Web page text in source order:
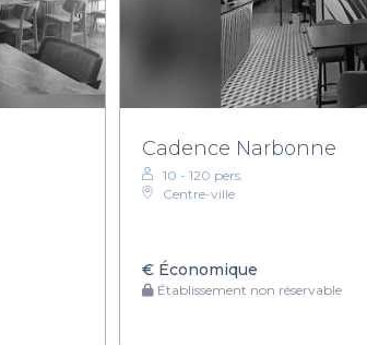
Cadence Narbonne
10 - 120 pers.
Centre-ville
€Économique
Établissement non réservable